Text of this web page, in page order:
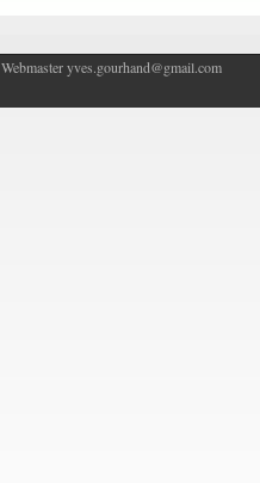
Webmaster yves.gourhand@gmail.com